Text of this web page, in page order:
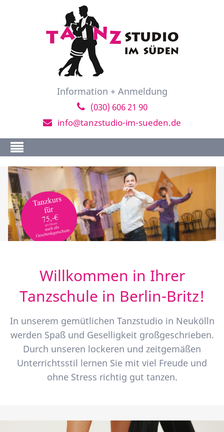
Information + Anmeldung
(030) 606 21 90
info@tanzstudio-im-sueden.de
Willkommen in Ihrer
Tanzschule in Berlin-Britz!
In unserem gemütlichen Tanzstudio in Neukölln
werden Spaß und Geselligkeit großgeschrieben.
Durch unseren lockeren und zeitgemäßen
Unterrichtsstil lernen Sie mit viel Freude und
ohne Stress richtig gut tanzen.